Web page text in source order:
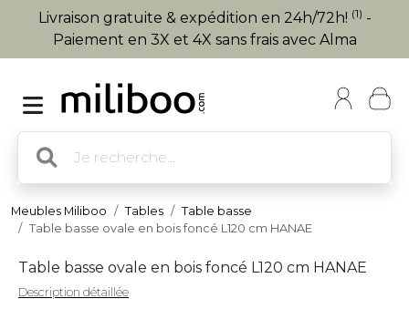
Livraison gratuite & expédition en 24h/72h! (1) -
Paiement en 3X et 4X sans frais avec Alma
Meubles Miliboo Tables
Table basse
Table basse ovale en bois foncé L120 cm HANAE
Table basse ovale en bois foncé L120 cm HANAE
Description détaillée